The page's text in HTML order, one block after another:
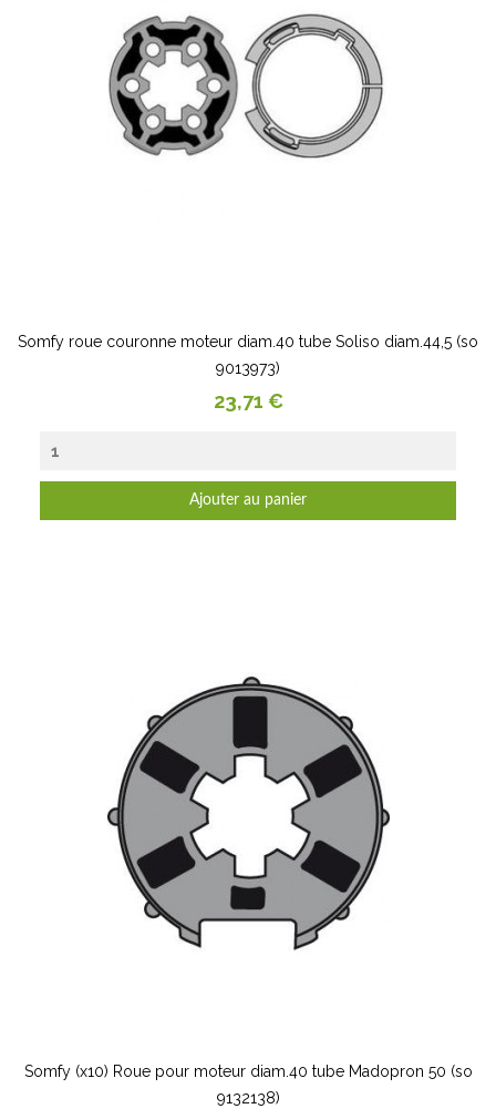
Somfy roue couronne moteur diam.40 tube Soliso diam.44,5 (so
9013973)
Prix
23,71 €
Ajouter au panier
Somfy (x10) Roue pour moteur diam.40 tube Madopron 50 (so
9132138)